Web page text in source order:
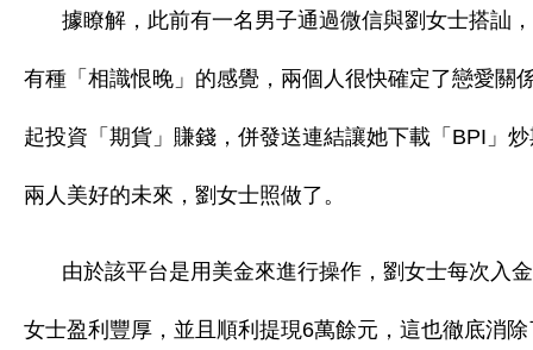
據瞭解，此前有一名男子通過微信與劉女士搭訕
有種「相識恨晚」的感覺，兩個人很快確定了戀愛關
起投資「期貨」賺錢，併發送連結讓她下載「BPI」
兩人美好的未來，劉女士照做了。
由於該平台是用美金來進行操作，劉女士每次入
女士盈利豐厚，並且順利提現6萬餘元，這也徹底消